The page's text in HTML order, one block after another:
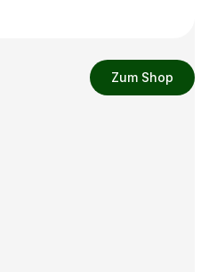
Zum Shop